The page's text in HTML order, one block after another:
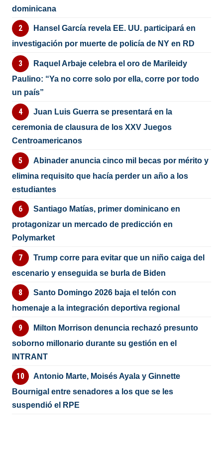
dominicana
Hansel García revela EE. UU. participará en
investigación por muerte de policía de NY en RD
Raquel Arbaje celebra el oro de Marileidy
Paulino: “Ya no corre solo por ella, corre por todo
un país”
Juan Luis Guerra se presentará en la
ceremonia de clausura de los XXV Juegos
Centroamericanos
Abinader anuncia cinco mil becas por mérito y
elimina requisito que hacía perder un año a los
estudiantes
Santiago Matías, primer dominicano en
protagonizar un mercado de predicción en
Polymarket
Trump corre para evitar que un niño caiga del
escenario y enseguida se burla de Biden
Santo Domingo 2026 baja el telón con
homenaje a la integración deportiva regional
Milton Morrison denuncia rechazó presunto
soborno millonario durante su gestión en el
INTRANT
Antonio Marte, Moisés Ayala y Ginnette
Bournigal entre senadores a los que se les
suspendió el RPE